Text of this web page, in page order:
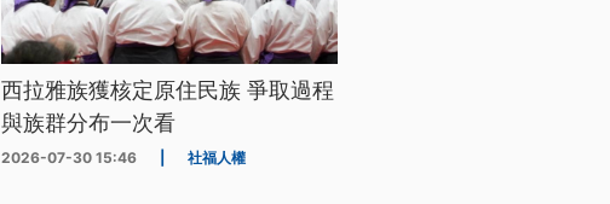
西拉雅族獲核定原住民族 爭取過程
與族群分布一次看
2026-07-30 15:46 社福人權